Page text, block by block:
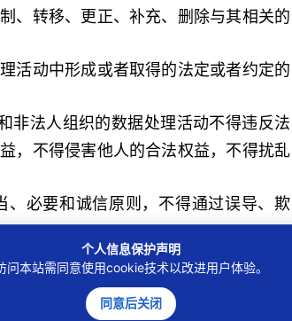
、转移、更正、补充、删除与其相关的
动中形成或者取得的法定或者约定的
法人组织的数据处理活动不得违反法
，不得侵害他人的合法权益，不得扰乱
必要和诚信原则，不得通过误导、欺
，采取对个人权益影响最小的方式，
个人信息保护声明
问本站需同意使用cookie技术以改进用户体验。
同意后关闭